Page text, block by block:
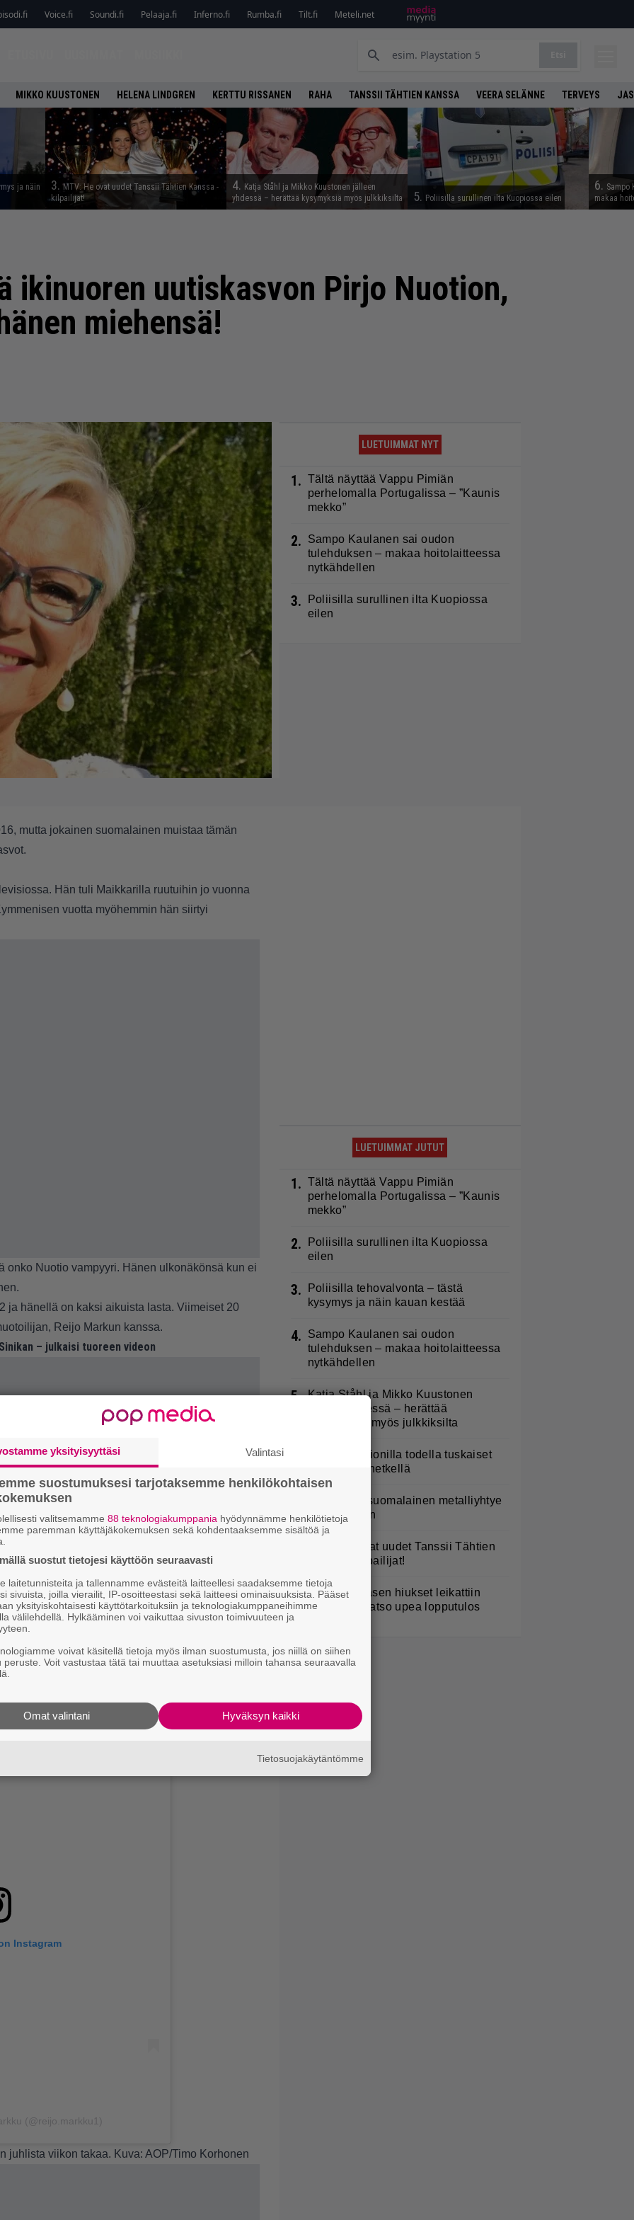
Voice.fi Soundi.fi Pelaaja.fi Inferno.fi Rumba.fi Tilt.fi Meteli.net
MIKKO KUUSTONEN HELENA LINDGREN KERTTU RISSANEN RAHA TANSSII TÄHTIEN KANSSA VEERA SELÄNNE TERVEYS
ja näin
3.MTV: He ovat uudet Tanssii Tähtien Kanssa -
kilpailijat!
4. Katja Ståhl ja Mikko Kuustonen jälleen
yhdessä – herättää kysymyksiä myös julkkiksilta
5. Poliisilla surullinen ilta Kuopiossa eilen
6. Sampo
makaa
ikinuoren uutiskasvon Pirjo Nuotion,
miehensä!
LUETUIMMAT NYT
1. Tältä näyttää Vappu Pimiän
perhelomalla Portugalissa – ”Kaunis
mekko”
2.
Sampo Kaulanen sai oudon
tulehduksen – makaa hoitolaitteessa
nytkähdellen
3.
Poliisilla surullinen ilta Kuopiossa
eilen
mutta jokainen suomalainen muistaa tämän
Hän tuli Maikkarilla ruutuihin jo vuonna
vuotta myöhemmin hän siirtyi
onko Nuotio vampyyri. Hänen ulkonäkönsä kun ei
ja hänellä on kaksi aikuista lasta. Viimeiset 20
Reijo Markun kanssa.
– julkaisi tuoreen videon
Niemen – julkaisi tuoreen videon
yhteiskuvan.
Voit katsoa kuvan alta:
Instagram
(@reijo.markku1)
juhlista viikon takaa. Kuva: AOP/Timo Korhonen
LUETUIMMAT JUTUT
1. Tältä näyttää Vappu Pimiän
perhelomalla Portugalissa – ”Kaunis
mekko”
2.
Poliisilla surullinen ilta Kuopiossa
eilen
3.
Poliisilla tehovalvonta – tästä
kysymys ja näin kauan kestää
4.
Sampo Kaulanen sai oudon
tulehduksen – makaa hoitolaitteessa
nytkähdellen
5. Katja Ståhl ja Mikko Kuustonen
jälleen yhdessä – herättää
kysymyksiä myös julkkiksilta
Laulaja Marionilla todella tuskaiset
paikat tällä hetkellä
Rakastettu suomalainen metalliyhtye
tekee paluun
MTV: He ovat uudet Tanssii Tähtien
Kanssa -kilpailijat!
9. Kerttu Rissasen hiukset leikattiin
lyhyeksi – katso upea lopputulos
yksityisyyttäsi Valintasi
suostumuksesi tarjotaksemme henkilökohtaisen
valitsemamme 88 teknologiakumppania hyödynnämme henkilötietoja
paremman käyttäjäkokemuksen sekä kohdentaaksemme sisältöä ja
suostut tietojesi käyttöön seuraavasti
laitetunnisteita ja tallennamme evästeitä laitteellesi saadaksemme tietoja
sivuista, joilla vierailit, IP-osoitteestasi sekä laitteesi ominaisuuksista. Pääset
yksityiskohtaisesti käyttötarkoituksiin ja teknologiakumppaneihimme
välilehdellä. Hylkääminen voi vaikuttaa sivuston toimivuuteen ja
voivat käsitellä tietoja myös ilman suostumusta, jos niillä on siihen
peruste. Voit vastustaa tätä tai muuttaa asetuksiasi milloin tahansa seuraavalla
Hyväksyn kaikki
Omat valintani
Tietosuojakäytäntömme